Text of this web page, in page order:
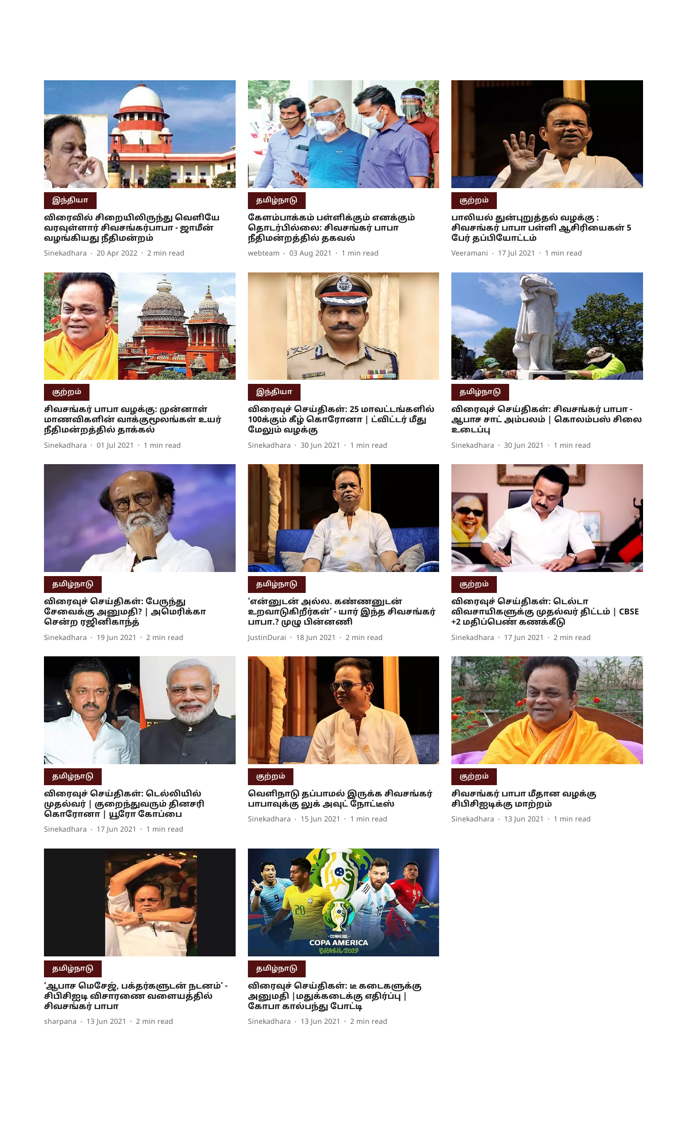
இந்தியா
விரைவில் சிறையிலிருந்து வெளியே
வரவுள்ளார் சிவசங்கர்பாபா - ஜாமீன்
வழங்கியது நீதிமன்றம்
Sinekadhara 20 Apr 2022 2 min read
தமிழ்நாடு
கேளம்பாக்கம் பள்ளிக்கும் எனக்கும்
தொடர்பில்லை: சிவசங்கர் பாபா
நீதிமன்றத்தில் தகவல்
webteam 03 Aug 2021 1 min read
குற்றம்
பாலியல் துன்புறுத்தல் வழக்கு :
சிவசங்கர் பாபா பள்ளி ஆசிரியைகள் 5
பேர் தப்பியோட்டம்
Veeramani 17 Jul 2021 1 min read
குற்றம்
சிவசங்கர் பாபா வழக்கு: முன்னாள்
மாணவிகளின் வாக்குமூலங்கள் உயர்
நீதிமன்றத்தில் தாக்கல்
Sinekadhara 01 Jul 2021 1 min read
இந்தியா
விரைவுச் செய்திகள்: 25 மாவட்டங்களில்
100க்கும் கீழ் கொரோனா | ட்விட்டர் மீது
மேலும் வழக்கு
Sinekadhara 30 Jun 2021 1 min read
தமிழ்நாடு
விரைவுச் செய்திகள்: சிவசங்கர் பாபா -
ஆபாச சாட் அம்பலம் | கொலம்பஸ் சிலை
உடைப்பு
Sinekadhara 30 Jun 2021 1 min read
தமிழ்நாடு
விரைவுச் செய்திகள்: பேருந்து
சேவைக்கு அனுமதி? | அமெரிக்கா
சென்ற ரஜினிகாந்த்
Sinekadhara 19 Jun 2021 2 min read
தமிழ்நாடு
'என்னுடன் அல்ல. கண்ணனுடன்
உறவாடுகிறீர்கள்’ - யார் இந்த சிவசங்கர்
பாபா.? முழு பின்னணி
JustinDurai 18 Jun 2021 2 min read
குற்றம்
விரைவுச் செய்திகள்: டெல்டா
விவசாயிகளுக்கு முதல்வர் திட்டம் | CBSE
+2 மதிப்பெண் கணக்கீடு
Sinekadhara 17 Jun 2021 2 min read
தமிழ்நாடு
விரைவுச் செய்திகள்: டெல்லியில்
முதல்வர் | குறைந்துவரும் தினசரி
கொரோனா | யூரோ கோப்பை
Sinekadhara 17 Jun 2021 1 min read
குற்றம்
வெளிநாடு தப்பாமல் இருக்க சிவசங்கர்
பாபாவுக்கு லுக் அவுட் நோட்டீஸ்
Sinekadhara 15 Jun 2021 1 min read
குற்றம்
சிவசங்கர் பாபா மீதான வழக்கு
சிபிசிஐடிக்கு மாற்றம்
Sinekadhara 13 Jun 2021 1 min read
தமிழ்நாடு
‘ஆபாச மெசேஜ், பக்தர்களுடன் நடனம்’ -
சிபிசிஐடி விசாரணை வளையத்தில்
சிவசங்கர் பாபா
sharpana 13 Jun 2021 2 min read
தமிழ்நாடு
விரைவுச் செய்திகள்: டீ கடைகளுக்கு
அனுமதி |மதுக்கடைக்கு எதிர்ப்பு |
கோபா கால்பந்து போட்டி
Sinekadhara 13 Jun 2021 2 min read